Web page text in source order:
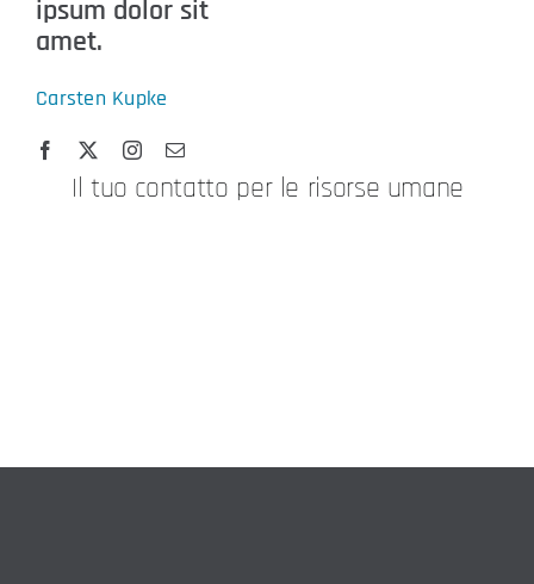
ipsum dolor sit
amet.
Carsten Kupke
Il tuo contatto per le risorse umane